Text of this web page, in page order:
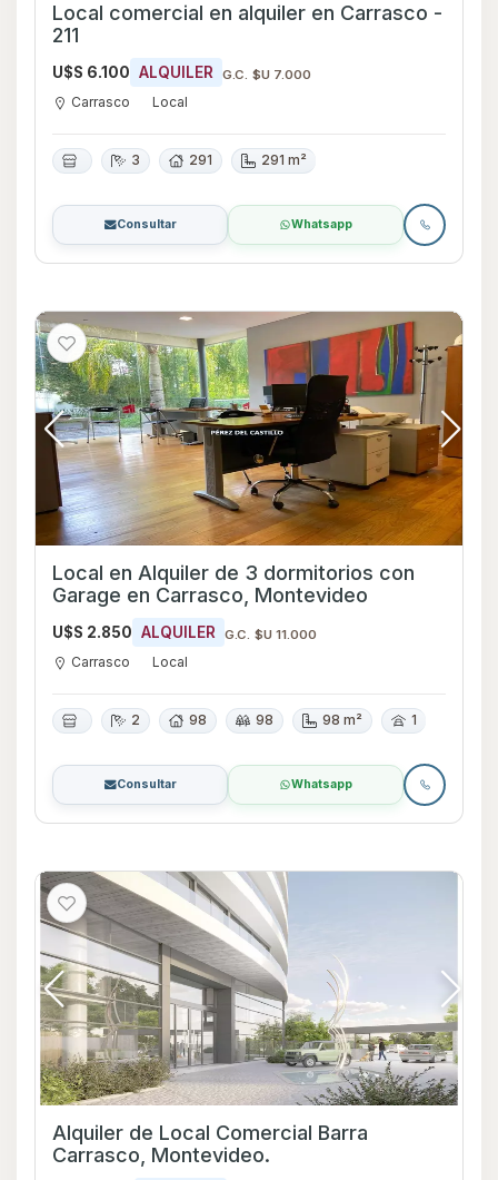
Local comercial en alquiler en Carrasco -
211
U$S 6.100 ALQUILER G.C. $U 7.000
Carrasco Local
3 291 291 m²
Consultar Whatsapp
Local en Alquiler de 3 dormitorios con
Garage en Carrasco, Montevideo
U$S 2.850 ALQUILER G.C. $U 11.000
Carrasco Local
2 98 98 98 m² 1
Consultar Whatsapp
Alquiler de Local Comercial Barra
Carrasco, Montevideo.